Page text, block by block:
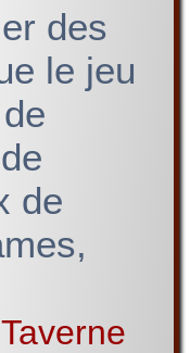
des
le jeu
de
Taverne